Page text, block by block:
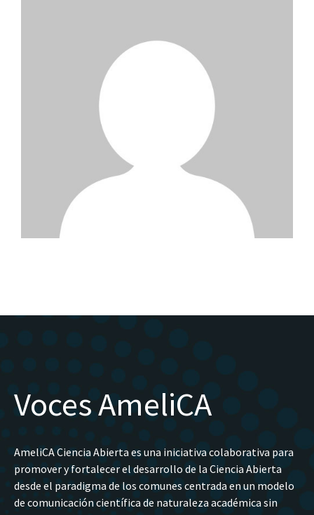
Voces AmeliCA
AmeliCA Ciencia Abierta es una iniciativa colaborativa para
promover y fortalecer el desarrollo de la Ciencia Abierta
desde el paradigma de los comunes centrada en un modelo
de comunicación científica de naturaleza académica sin